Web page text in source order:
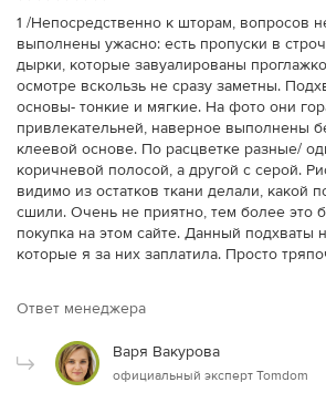
1 /Непосредственно к шторам, вопросов
выполнены ужасно: есть пропуски в
дырки, которые завуалированы
осмотре вскользь не сразу заметны.
основы- тонкие и мягкие. На фото они
привлекательней, наверное выполнены
клеевой основе. По расцветке разные/
коричневой полосой, а другой с серой.
видимо из остатков ткани делали, какой
сшили. Очень не приятно, тем более это
покупка на этом сайте. Данный подхваты
которые я за них заплатила. Просто
Ответ менеджера
Варя Вакурова
официальный эксперт Tomdom